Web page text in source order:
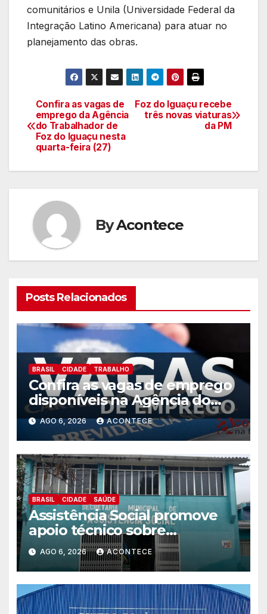
comunitários e Unila (Universidade Federal da
Integração Latino Americana) para atuar no
planejamento das obras.
Navegação
de
artigos
Foz do Iguaçu recebe
três novas viaturas
da PM
Confira as vagas de
emprego da Agência
do Trabalhador de
Foz do Iguaçu nesta
quarta-feira (27)
ByAcontece
Posts Relacionados
BRASIL CIDADE TRABALHO
Confira as vagas de emprego
disponíveis na Agência do
Trabalhador
AGO 6, 2026 ACONTECE
BRASIL CIDADE SAÚDE
Assistência Social promove
apoio técnico sobre
preparação e resposta a
situações de emergência e
calamidade pública
AGO 6, 2026 ACONTECE